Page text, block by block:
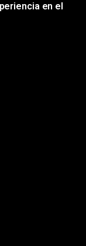
en el